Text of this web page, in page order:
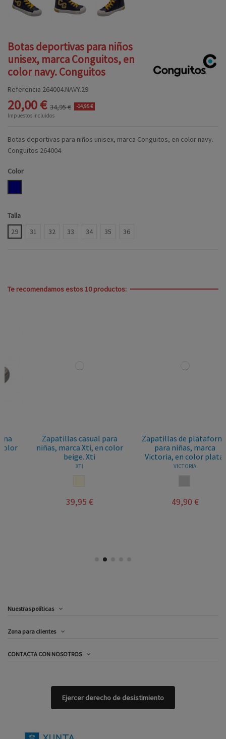
Botas deportivas para niños
unisex, marca Conguitos, en
color navy. Conguitos
Referencia 264004.NAVY.29
20,00 € 34,95 € -14,95 €
Impuestos incluidos
Botas deportivas para niños unisex, marca Conguitos, en color navy.
Conguitos 264004
Color
Talla
29
31 32 33 34 35 36
Te recomendamos estos 10 productos:
Zapatillas casual para
niñas, marca Xti, en color
beige. Xti
39,95 €
Zapatillas de plataforma
para niñas, marca
Victoria, en color plata.
VICTORIA
49,90 €
Nuestras políticas
Zona para clientes
CONTACTA CON NOSOTROS
Ejercer derecho de desistimiento